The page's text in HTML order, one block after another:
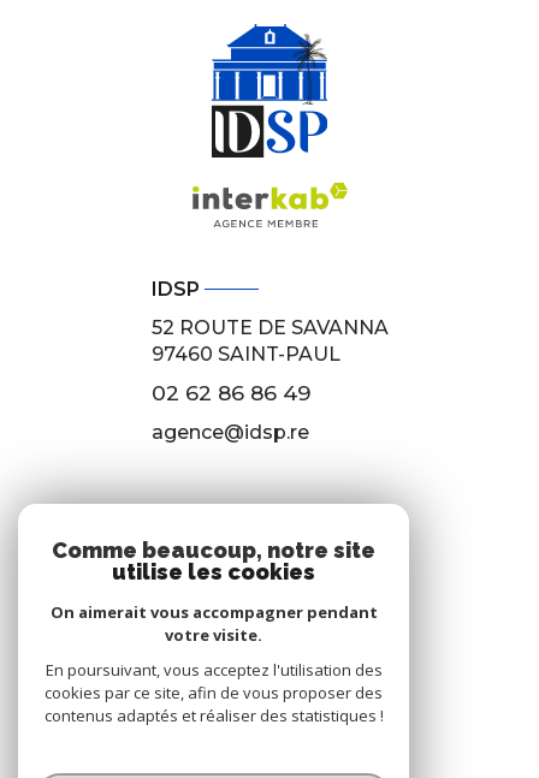
IDSP
52 ROUTE DE SAVANNA
97460 SAINT-PAUL
02 62 86 86 49
agence@idsp.re
Nous suivre
Comme beaucoup, notre site
utilise les cookies
On aimerait vous accompagner pendant
votre visite.
En poursuivant, vous acceptez l'utilisation des
cookies par ce site, afin de vous proposer des
contenus adaptés et réaliser des statistiques !